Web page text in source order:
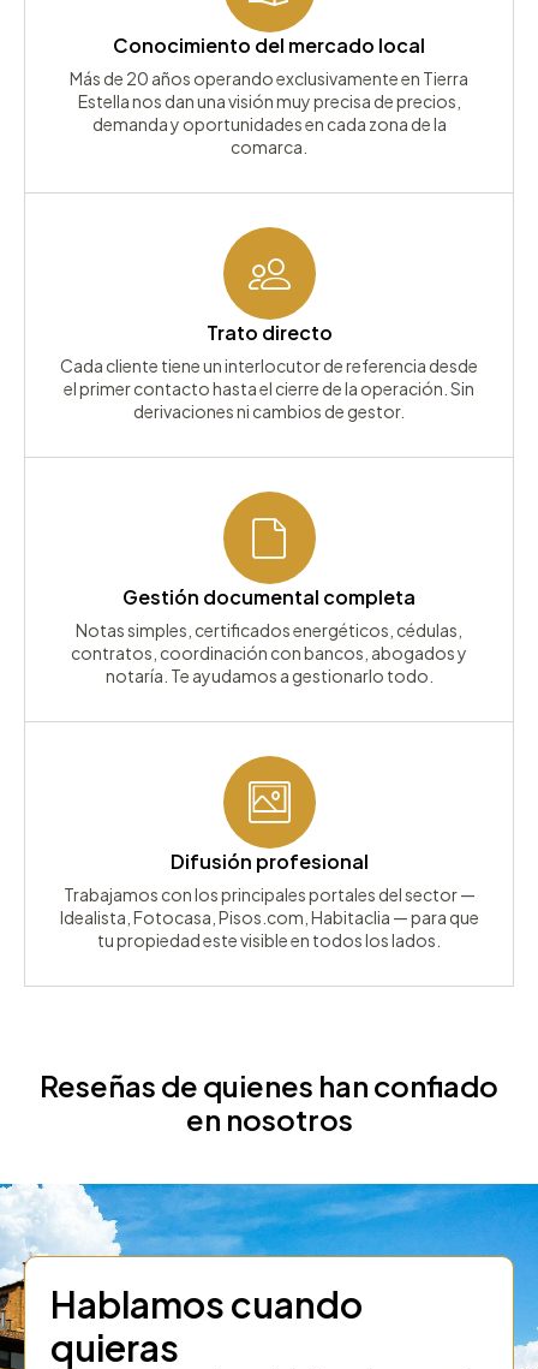
Conocimiento del mercado local
Más de 20 años operando exclusivamente en Tierra
Estella nos dan una visión muy precisa de precios,
demanda y oportunidades en cada zona de la
comarca.
Trato directo
Cada cliente tiene un interlocutor de referencia desde
el primer contacto hasta el cierre de la operación. Sin
derivaciones ni cambios de gestor.
Gestión documental completa
Notas simples, certificados energéticos, cédulas,
contratos, coordinación con bancos, abogados y
notaría. Te ayudamos a gestionarlo todo.
Difusión profesional
Trabajamos con los principales portales del sector —
Idealista, Fotocasa, Pisos.com, Habitaclia — para que
tu propiedad este visible en todos los lados.
Reseñas de quienes han confiado
en nosotros
Hablamos cuando
quieras